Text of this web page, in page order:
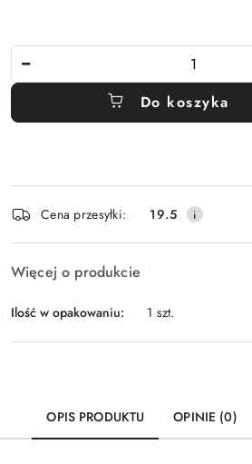
Do koszyka
Wyślij
i
dostawa
Cena przesyłki: 19.5
Więcej o produkcie
Ilość w opakowaniu: 1 szt.
OPIS PRODUKTU OPINIE (0)